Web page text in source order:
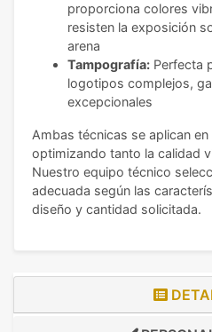
proporciona colores
resisten la exposición
arena
Tampografía: Perfecta
logotipos complejos,
excepcionales
Ambas técnicas se aplican
optimizando tanto la calidad
Nuestro equipo técnico
adecuada según las
diseño y cantidad solicitada.